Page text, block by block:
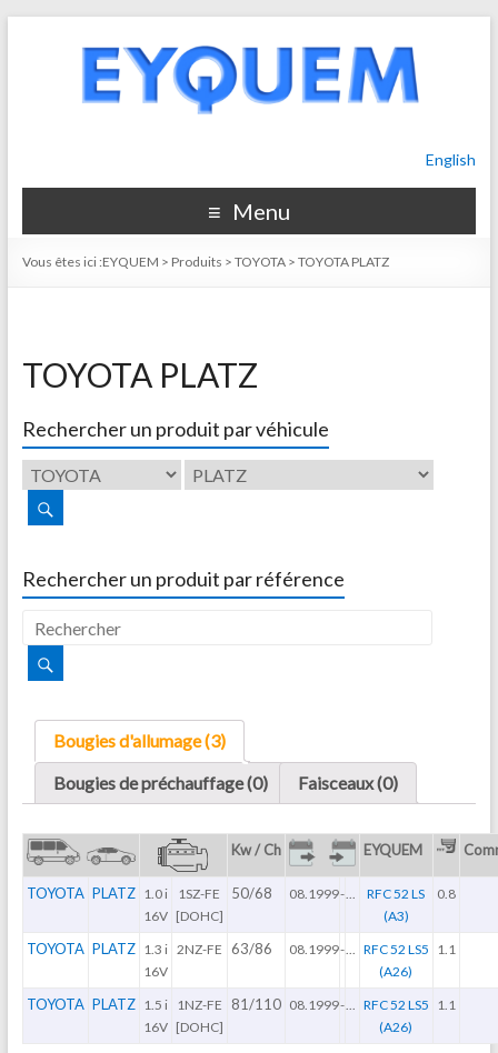
English
Menu
Vous êtes ici :EYQUEM > Produits > TOYOTA> TOYOTA PLATZ
TOYOTA PLATZ
Rechercher un produit par véhicule
Rechercher un produit par référence
Bougies d'allumage (3)
Bougies de préchauffage (0)
Faisceaux (0)
Kw / Ch EYQUEM
TOYOTA PLATZ 1.0 i
16V
1SZ-FE
[DOHC]
50/68 08.1999-
RFC 52 LS
(A3)
0.8
TOYOTA PLATZ 1.3 i
16V
2NZ-FE 63/86 08.1999-
RFC 52 LS5
(A26)
1.1
TOYOTA PLATZ 1.5 i
16V
1NZ-FE
[DOHC]
81/110 08.1999-
RFC 52 LS5
(A26)
1.1